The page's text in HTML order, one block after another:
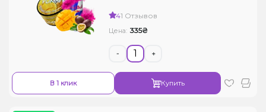
41 Отзывов
Цена: 335₴
- +
В 1 клик Купить